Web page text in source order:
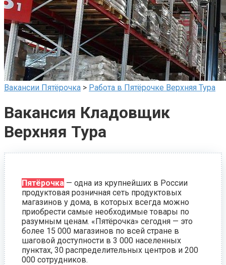
Вакансии Пятёрочка > Работа в Пятёрочке Верхняя Тура
Вакансия Кладовщик
Верхняя Тура
Пятёрочка — одна из крупнейших в России
продуктовая розничная сеть продуктовых
магазинов у дома, в которых всегда можно
приобрести самые необходимые товары по
разумным ценам. «Пятёрочка» сегодня — это
более 15 000 магазинов по всей стране в
шаговой доступности в 3 000 населенных
пунктах, 30 распределительных центров и 200
000 сотрудников.